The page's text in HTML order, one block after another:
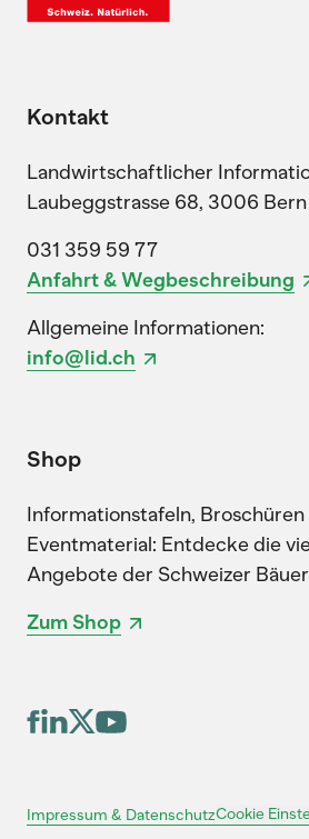
Kontakt
Landwirtschaftlicher
Laubeggstrasse 68, 3006 Bern
031 359 59 77
Anfahrt & Wegbeschreibung
Allgemeine Informationen:
info@lid.ch
Shop
Informationstafeln, Broschüren
Eventmaterial: Entdecke die
Angebote der Schweizer
Zum Shop
Impressum & DatenschutzCookie